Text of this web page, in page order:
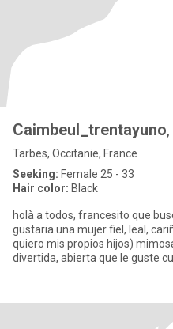
Caimbeul_trentayuno
Tarbes, Occitanie, France
Seeking: Female 25 - 33
Hair color: Black
holà a todos, francesito que busca algo serio y sincero. Me
gustaria una mujer fiel, leal,
quiero mis propios hijos)
divertida, abierta que le guste